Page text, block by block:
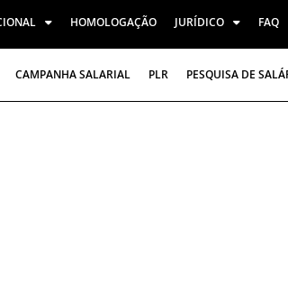
HOMOLOGAÇÃO JURÍDICO FAQ
CAMPANHA SALARIAL PLR PESQUISA DE